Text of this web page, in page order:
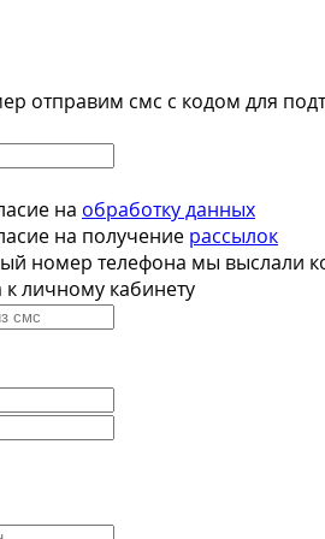
отправим смс с кодом для
на обработку данных
на получение рассылок
номер телефона мы выслали
к личному кабинету